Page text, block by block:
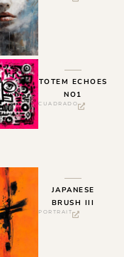
TOTEM ECHOES
NO1
CUADRADO
JAPANESE
BRUSH III
PORTRAIT